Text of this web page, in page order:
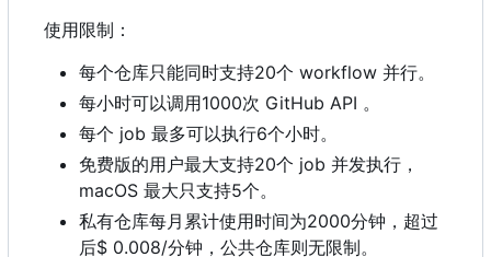
使用限制：
每个仓库只能同时支持20个 workflow 并行。
每小时可以调用1000次 GitHub API 。
每个 job 最多可以执行6个小时。
免费版的用户最大支持20个 job 并发执行，
macOS 最大只支持5个。
私有仓库每月累计使用时间为2000分钟，超过
后$ 0.008/分钟，公共仓库则无限制。